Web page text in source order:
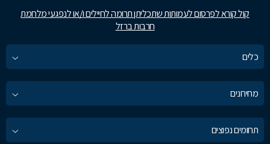
קול קורא לפרסום לעמותות שתכליתן תרומה לחיילים ו/או לנפגעי מלחמת
חרבות ברזל
כלים
מחירונים
תחומים נפוצים